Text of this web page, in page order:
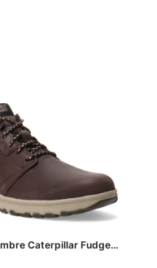
Caterpillar Fudge